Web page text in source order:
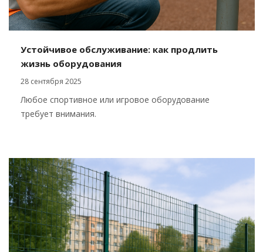
Устойчивое обслуживание: как продлить
жизнь оборудования
28 сентября 2025
Любое спортивное или игровое оборудование
требует внимания.